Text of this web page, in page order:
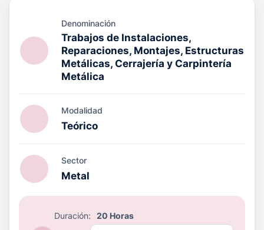
Denominación
Trabajos de Instalaciones,
Reparaciones, Montajes, Estructuras
Metálicas, Cerrajería y Carpintería
Metálica
Modalidad
Teórico
Sector
Metal
Duración: 20 Horas